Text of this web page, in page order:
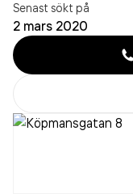
Senast sökt på
2 mars 2020